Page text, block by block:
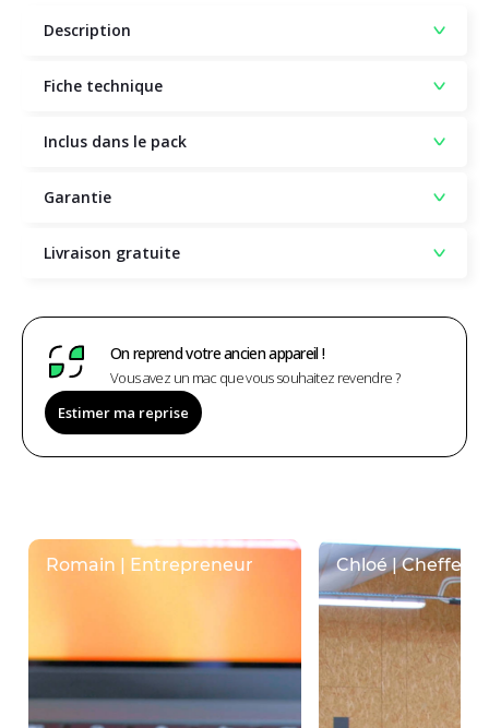
Description
Fiche technique
Inclus dans le pack
Garantie
Livraison gratuite
On reprend votre ancien appareil !
Vous avez un mac que vous souhaitez revendre ?
Estimer ma reprise